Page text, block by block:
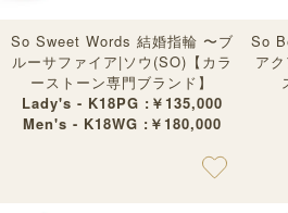
So Sweet Words 結婚指輪 〜ブ
ルーサファイア|ソウ(SO)【カラ
ーストーン専門ブランド】
Lady's - K18PG :￥135,000
Men's - K18WG :￥180,000
So
ア